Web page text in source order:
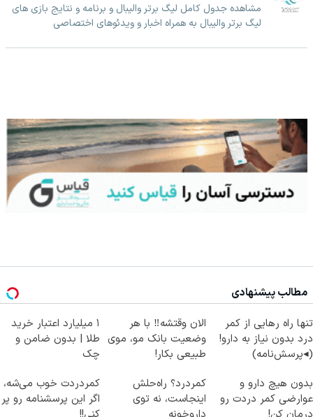
مشاهده جدول کامل لیگ برتر والیبال و برنامه و نتایج بازی های
لیگ برتر والیبال به همراه اخبار و ویدئوهای اختصاصی
مطالب پیشنهادی
تنها راه رهایی از کمر
درد بدون نیاز به دارو!
(◂پرسش‌نامه)
الان وقتشه‼️ با هر
وضعیت بانک مو، موی
طبیعی بکار!
۱ میلیارد اعتبار خرید
طلا | بدون ضامن و
چک
بدون هیچ دارو و
عوارضی کمر دردت رو
کمردرد؟ راه‌حلش
اینجاست، نه توی
کمردردت خوب می‌شه،
اگر این پرسشنامه رو پر